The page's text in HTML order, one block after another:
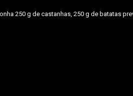
250 g de castanhas, 250 g de batatas